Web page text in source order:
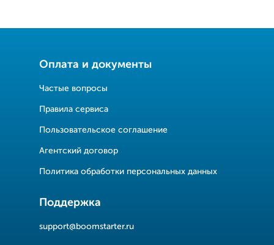
Оплата и документы
Частые вопросы
Правила сервиса
Пользовательское соглашение
Агентский договор
Политика обработки персональных данных
Поддержка
support@boomstarter.ru